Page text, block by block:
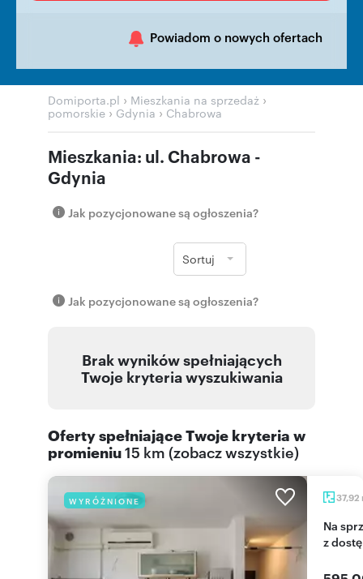
Powiadom o nowych ofertach
Domiporta.pl › Mieszkania na sprzedaż ›
pomorskie › Gdynia › Chabrowa
Mieszkania: ul. Chabrowa -
Gdynia
Jak pozycjonowane są ogłoszenia?
Sortuj
Jak pozycjonowane są ogłoszenia?
Brak wyników spełniających
Twoje kryteria wyszukiwania
Oferty spełniające Twoje kryteria w
promieniu15 km (zobacz wszystkie)
WYRÓŻNIONE 37,92
Na sprzedaż przestronne 38 m² w centrum Gdyni
z